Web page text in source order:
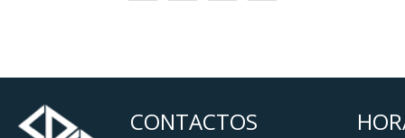
CONTACTOS